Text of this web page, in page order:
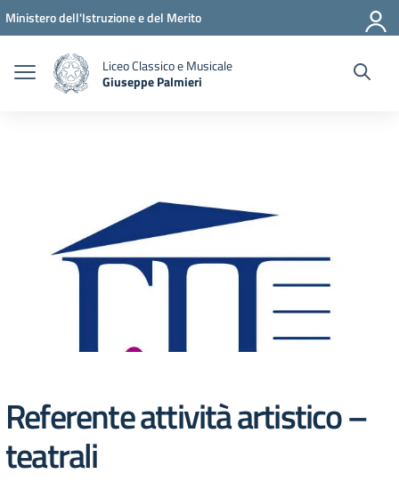
Vai ai contenuti
Vai al menu di navigazione
Vai al footer
Ministero dell'Istruzione e del Merito
Liceo Classico e Musicale
Giuseppe Palmieri
Referente attività artistico –
teatrali